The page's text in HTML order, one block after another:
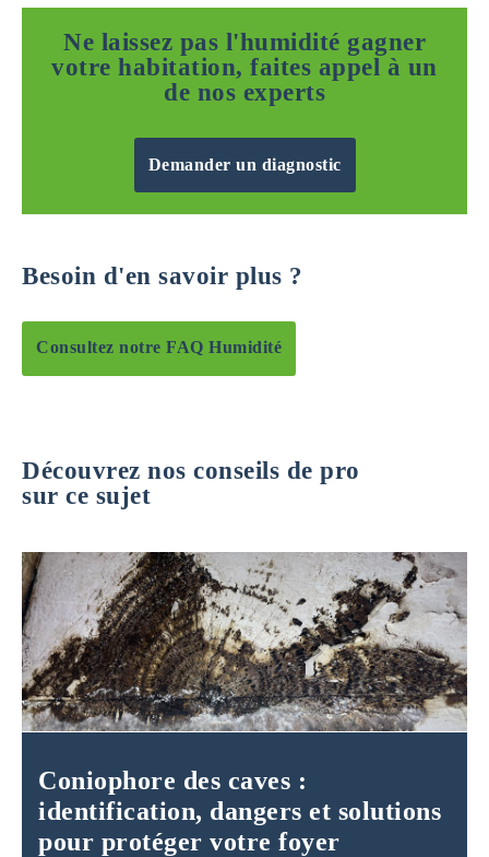
Ne laissez pas l'humidité gagner
votre habitation, faites appel à un
de nos experts
Demander un diagnostic
Besoin d'en savoir plus ?
Consultez notre FAQ Humidité
Découvrez nos conseils de pro
sur ce sujet
Coniophore des caves :
identification, dangers et solutions
pour protéger votre foyer